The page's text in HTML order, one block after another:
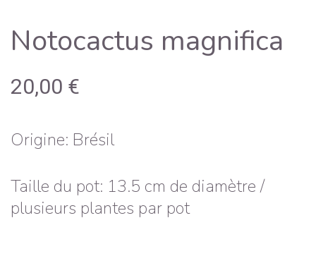
Notocactus magnifica
20,00 €
Origine: Brésil
Taille du pot: 13.5 cm de diamètre /
plusieurs plantes par pot